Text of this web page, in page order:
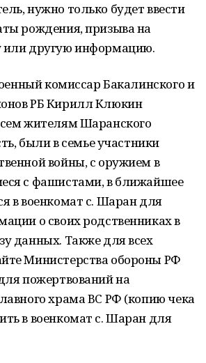
нужно только будет ввести
рождения, призыва на
или другую информацию.
комиссар Бакалинского и
РБ Кирилл Клюкин
жителям Шаранского
были в семье участники
войны, с оружием в
с фашистами, в ближайшее
в военкомат с. Шаран для
о своих родственниках в
данных. Также для всех
Министерства обороны РФ
пожертвований на
храма ВС РФ (копию чека
в военкомат с. Шаран для